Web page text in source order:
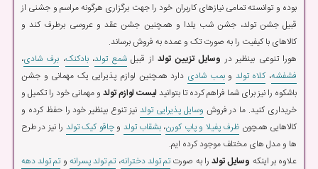
بوده و توانسته تمامی نیازهای کاربران خود را جهت برگزاری هرگونه مراسم و جشنی از
قبیل جشن تولد، جشن شب یلدا و همچنین جشن عقد و عروسی برطرف کند و
کالاهای با کیفیت را به صورت تک و عمده به فروش برساند.
هورا تنوعی بینظیر در وسایل تزیین تولداز قبیلشمع تولد،بادکنک، برف شادی،
فشفشه،کلاه تولد وبمب شادی دارد همچنین لوازم پذیرایی یک مهمانی و جشن
باشکوه را نیز برای شما فراهم کرده تا بتوانیدلیست لوازم تولد و مهمانی خود را تکمیل و
خریداری کنید. ما در فروش وسایل پذیرایی تولد نیز تنوع بینظیر خود را حفظ کرده و
کالاهایی همچون ظرف پفیلا و پاپ کورن،بشقاب تولد وچاقو کیک تولد را نیز در طرح
ها و مدل های مختلف موجود کرده ایم.
علاوه بر اینکه وسایل تولدرا به صورتتم تولد دخترانه،تم تولد پسرانه وتم تولد دهه